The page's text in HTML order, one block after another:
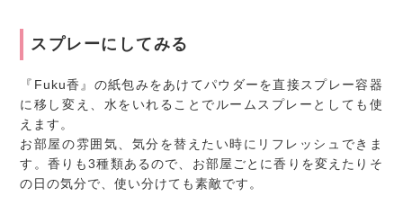
スプレーにしてみる
『Fuku香』の紙包みをあけてパウダーを直接スプレー容器
に移し変え、水をいれることでルームスプレーとしても使
えます。
お部屋の雰囲気、気分を替えたい時にリフレッシュできま
す。香りも3種類あるので、お部屋ごとに香りを変えたりそ
の日の気分で、使い分けても素敵です。